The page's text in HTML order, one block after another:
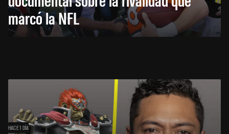
marcó la NFL
HACE 1 DÍA